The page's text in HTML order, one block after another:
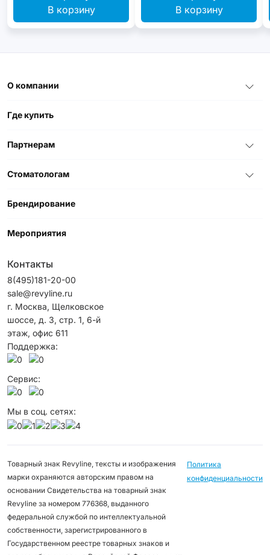
В корзину В корзину
О компании
Где купить
Партнерам
Стоматологам
Брендирование
Мероприятия
Контакты
8(495)181-20-00
sale@revyline.ru
г. Москва, Щелковское
шоссе, д. 3, стр. 1, 6-й
этаж, офис 611
Поддержка:
Сервис:
Мы в соц. сетях:
Товарный знак Revyline, тексты и изображения
марки охраняются авторским правом на
основании Свидетельства на товарный знак
Revyline за номером 776368, выданного
федеральной службой по интеллектуальной
собственности, зарегистрированного в
Государственном реестре товарных знаков и
Политика
конфиденциальности